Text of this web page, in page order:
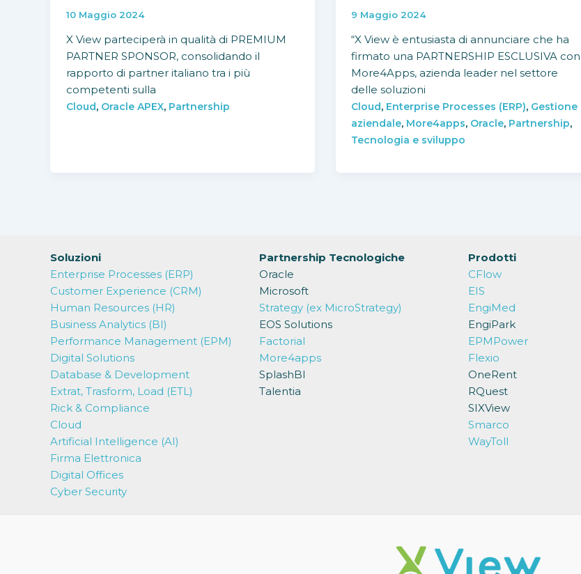
10 Maggio 2024
X View parteciperà in qualità di PREMIUM
PARTNER SPONSOR, consolidando il
rapporto di partner italiano tra i più
competenti sulla
Cloud, Oracle APEX, Partnership
9 Maggio 2024
“X View è entusiasta di annunciare che ha
firmato una PARTNERSHIP ESCLUSIVA con
More4Apps, azienda leader nel settore
delle soluzioni
Cloud, Enterprise Processes (ERP), Gestione
aziendale, More4apps, Oracle, Partnership,
Tecnologia e sviluppo
Soluzioni
Enterprise Processes (ERP)
Customer Experience (CRM)
Human Resources (HR)
Business Analytics (BI)
Performance Management (EPM)
Digital Solutions
Database & Development
Extrat, Trasform, Load (ETL)
Rick & Compliance
Cloud
Artificial Intelligence (AI)
Firma Elettronica
Digital Offices
Cyber Security
Partnership Tecnologiche
Oracle
Microsoft
Strategy (ex MicroStrategy)
EOS Solutions
Factorial
More4apps
SplashBI
Talentia
Prodotti
CFlow
EIS
EngiMed
EngiPark
EPMPower
Flexio
OneRent
RQuest
SIXView
Smarco
WayToll